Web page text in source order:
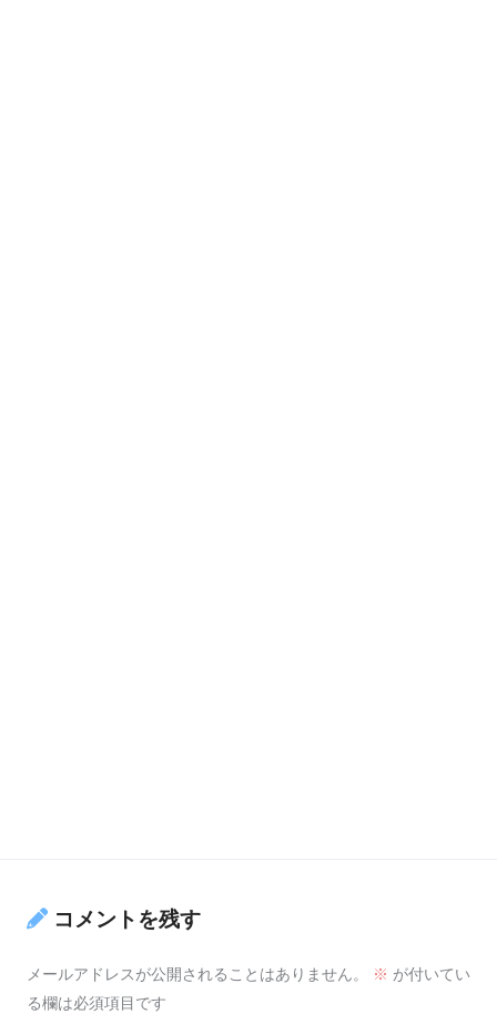
コメントを残す
メールアドレスが公開されることはありません。 ※ が付いてい
る欄は必須項目です